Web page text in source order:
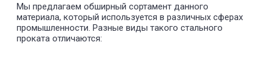
Мы предлагаем обширный сортамент данного
материала, который используется в различных сферах
промышленности. Разные виды такого стального
проката отличаются: